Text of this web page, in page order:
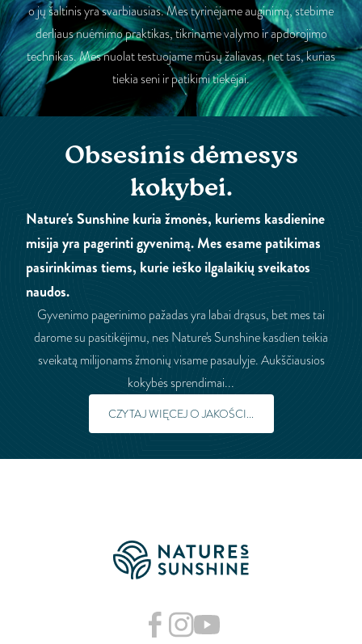
o jų šaltinis yra svarbiausias. Mes tyrinėjame auginimą, stebime
derliaus nuėmimo praktikas, tikriname valymo ir apdorojimo
technikas. Mes nuolat testuojame mūsų žaliavas, net tas, kurias
tiekia seni ir patikimi tiekėjai.
Obsesinis dėmesys
kokybei.
Nature's Sunshine kuria žmonės, kuriems kasdienine
misija yra pagerinti gyvenimą. Mes esame patikimas
pasirinkimas tiems, kurie ieško ilgalaikių sveikatos
naudos.
Gyvenimo pagerinimo pažadas yra labai drąsus, bet mes tai
darome su pasitikėjimu, nes Nature's Sunshine kasdien teikia
sveikatą milijonams žmonių visame pasaulyje. Aukščiausios
kokybės sprendimai...
CZYTAJ WIĘCEJ O JAKOŚCI...